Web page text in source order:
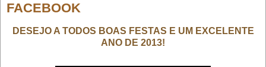
FACEBOOK
DESEJO A TODOS BOAS FESTAS E UM EXCELENTE
ANO DE 2013!